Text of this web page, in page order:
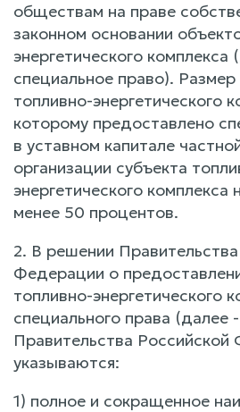
обществам на праве
законном основании
энергетического комплекса
специальное право).
топливно-энергетического
которому предоставлено
в уставном капитале
организации субъекта
энергетического
менее 50 процентов.
2. В решении
Федерации о
топливно-энергетического
специального права (далее
Правительства
указываются:
1) полное и сокращенное